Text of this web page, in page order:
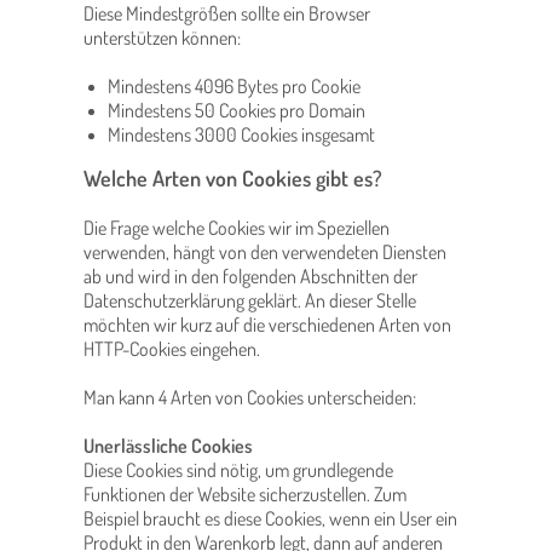
Diese Mindestgrößen sollte ein Browser
unterstützen können:
Mindestens 4096 Bytes pro Cookie
Mindestens 50 Cookies pro Domain
Mindestens 3000 Cookies insgesamt
Welche Arten von Cookies gibt es?
Die Frage welche Cookies wir im Speziellen
verwenden, hängt von den verwendeten Diensten
ab und wird in den folgenden Abschnitten der
Datenschutzerklärung geklärt. An dieser Stelle
möchten wir kurz auf die verschiedenen Arten von
HTTP-Cookies eingehen.
Man kann 4 Arten von Cookies unterscheiden:
Unerlässliche Cookies
Diese Cookies sind nötig, um grundlegende
Funktionen der Website sicherzustellen. Zum
Beispiel braucht es diese Cookies, wenn ein User ein
Produkt in den Warenkorb legt, dann auf anderen